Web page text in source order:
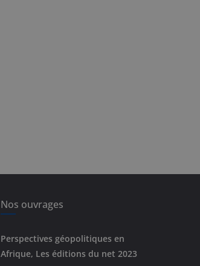
Nos ouvrages
Perspectives géopolitiques en
Afrique, Les éditions du net 2023